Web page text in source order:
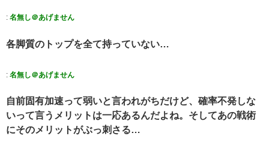
: 名無し＠あげません
各脚質のトップを全て持っていない…
: 名無し＠あげません
自前固有加速って弱いと言われがちだけど、確率不発しな
いって言うメリットは一応あるんだよね。そしてあの戦術
にそのメリットがぶっ刺さる…